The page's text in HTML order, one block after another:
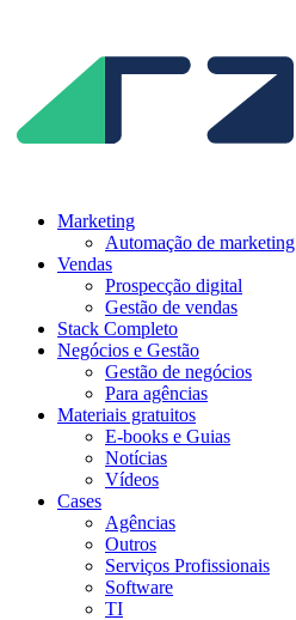
conteúdo
Marketing
Automação de marketing
Vendas
Prospecção digital
Gestão de vendas
Stack Completo
Negócios e Gestão
Gestão de negócios
Para agências
Materiais gratuitos
E-books e Guias
Notícias
Vídeos
Cases
Agências
Outros
Serviços Profissionais
Software
TI